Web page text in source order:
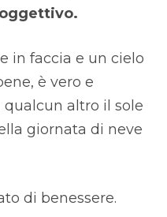
in faccia e un cielo
è vero e
altro il sole
giornata di neve
di benessere.